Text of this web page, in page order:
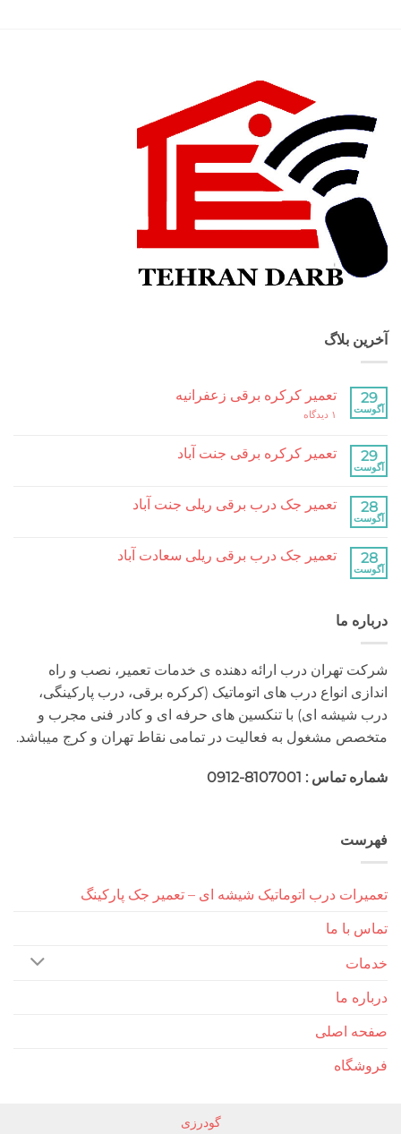
تعمیر کرکره برقی زعفرانیه
۱ دیدگاه
برای
برقی
زعفرانیه
تعمیر کرکره برقی جنت آباد
هیچ
برای
تعمیر
کرکره
برقی
آباد
ثبت
نشده
تعمیر جک درب برقی ریلی جنت آباد
هیچ
برای
تعمیر
جک
درب
جنت
آباد
ثبت
نشده
تعمیر جک درب برقی ریلی سعادت آباد
هیچ
جک
درب
برقی
سعادت
آباد
ما
درب ارائه دهنده ی خدمات تعمیر، نصب و راه
انواع درب های اتوماتیک (کرکره برقی، درب پارکینگی،
ای) با تنکسین های حرفه ای و کادر فنی مجرب و
مشغول به فعالیت در تمامی نقاط تهران و کرج میباشد.
: 8107001-0912
درب اتوماتیک شیشه ای – تعمیر جک پارکینگ
ما
ما
اصلی